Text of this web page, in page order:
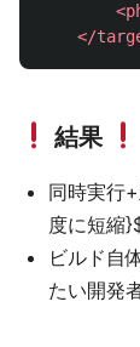
</
結果
同時実行
度に短縮
ビルド自
たい開発